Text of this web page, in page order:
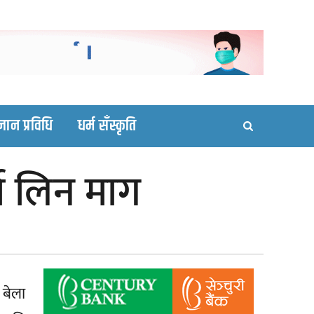
site
प्रविधि धर्म सँस्कृति
लिन माग